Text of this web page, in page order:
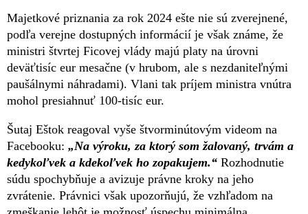
Majetkové priznania za rok 2024 ešte nie sú zverejnené,
podľa verejne dostupných informácií je však známe, že
ministri štvrtej Ficovej vlády majú platy na úrovni
deväťtisíc eur mesačne (v hrubom, ale s nezdaniteľnými
paušálnymi náhradami). Vlani tak príjem ministra vnútra
mohol presiahnuť 100-tisíc eur.
Šutaj Eštok reagoval vyše štvorminútovým videom na
Facebooku: „Na výroku, za ktorý som žalovaný, trvám a
kedykoľvek a kdekoľvek ho zopakujem.“ Rozhodnutie
súdu spochybňuje a avizuje právne kroky na jeho
zvrátenie. Právnici však upozorňujú, že vzhľadom na